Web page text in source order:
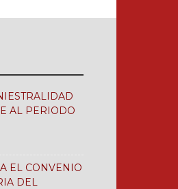
AL PERIODO
EL CONVENIO
DEL